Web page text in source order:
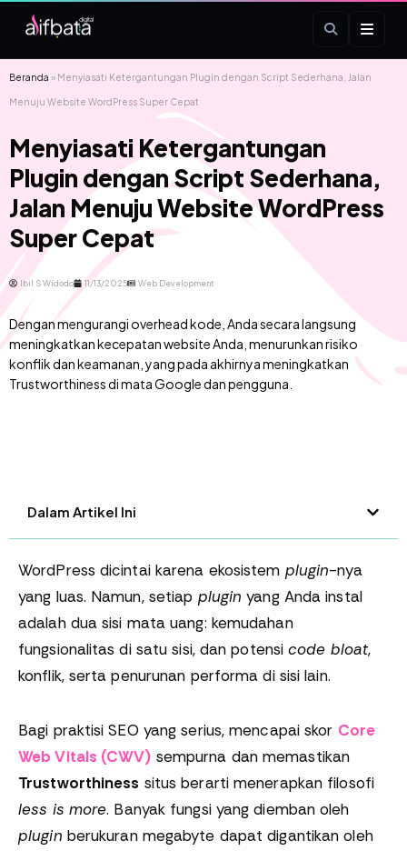
Beranda » Menyiasati Ketergantungan Plugin dengan Script Sederhana, Jalan
Menuju Website WordPress Super Cepat
Menyiasati Ketergantungan
Plugin dengan Script Sederhana,
Jalan Menuju Website WordPress
Super Cepat
Ibil S Widodo 11/13/2025 Web Development
Dengan mengurangi overhead kode, Anda secara langsung
meningkatkan kecepatan website Anda, menurunkan risiko
konflik dan keamanan, yang pada akhirnya meningkatkan
Trustworthiness di mata Google dan pengguna.
Dalam Artikel Ini
WordPress dicintai karena ekosistem plugin-nya
yang luas. Namun, setiap plugin yang Anda instal
adalah dua sisi mata uang: kemudahan
fungsionalitas di satu sisi, dan potensicode bloat,
konflik, serta penurunan performa di sisi lain.
Bagi praktisi SEO yang serius, mencapai skor Core
Web Vitals (CWV) sempurna dan memastikan
Trustworthiness situs berarti menerapkan filosofi
less is more. Banyak fungsi yang diemban oleh
plugin berukuran megabyte dapat digantikan oleh